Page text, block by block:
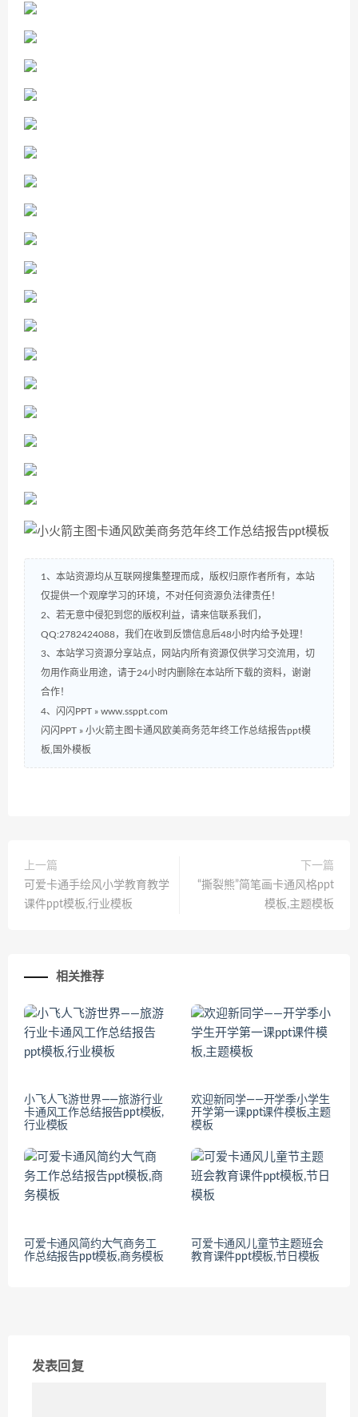
1、本站资源均从互联网搜集整理而成，版权归原作者所有，本站
仅提供一个观摩学习的环境，不对任何资源负法律责任！
2、若无意中侵犯到您的版权利益，请来信联系我们，
QQ:2782424088，我们在收到反馈信息后48小时内给予处理！
3、本站学习资源分享站点，网站内所有资源仅供学习交流用，切
勿用作商业用途，请于24小时内删除在本站所下载的资料，谢谢
合作！
4、闪闪PPT » www.ssppt.com
闪闪PPT » 小火箭主图卡通风欧美商务范年终工作总结报告ppt模
板,国外模板
上一篇
可爱卡通手绘风小学教育教学
课件ppt模板,行业模板
下一篇
“撕裂熊”简笔画卡通风格ppt
模板,主题模板
相关推荐
小飞人飞游世界——旅游行业
卡通风工作总结报告ppt模板,
行业模板
欢迎新同学——开学季小学生
开学第一课ppt课件模板,主题
模板
可爱卡通风简约大气商务工
作总结报告ppt模板,商务模板
可爱卡通风儿童节主题班会
教育课件ppt模板,节日模板
发表回复